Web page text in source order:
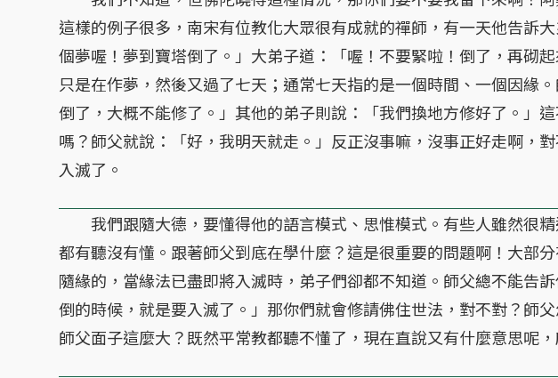
這樣的例子很多，南宋有位教化大眾很有成就的禪師，有一天他告訴
個夢喔！夢到寶塔倒了。」大弟子道：「喔！不要緊啦！倒了，再砌
只是在作夢，然後又過了七天；通常七天指的是一個時間、一個因緣
倒了，大概不能修了。」其他的弟子則說：「我們換地方修好了。」
嗎？師父就說：「好，我明天就走。」反正沒事嘛，沒事正好走啊，
入滅了。
我們跟隨大德，要懂得他的語言模式、思惟模式。有些人雖然很精
都有聽沒有懂。跟著師父到底在學什麼？這是很重要的問題啊！大部
隨緣的，當緣法已盡即將入滅時，弟子們卻都不知道。師父總不能告
倒的時候，就是要入滅了。」那你們就會修請佛住世法，對不對？師
師父面子這麼大？既然平常教都聽不懂了，現在直說又有什麼意思呢